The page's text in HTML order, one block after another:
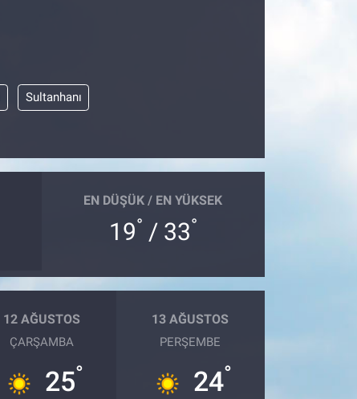
Sultanhanı
EN DÜŞÜK / EN YÜKSEK
19° / 33°
12 AĞUSTOS
ÇARŞAMBA
25°
13 AĞUSTOS
PERŞEMBE
24°